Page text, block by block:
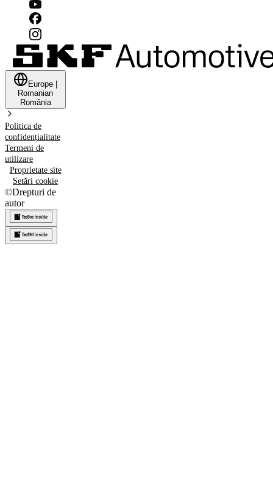
Europe
Romanian
România
Politica de
confidențialitate
Termeni de
utilizare
Proprietate site
Setări cookie
©Drepturi de
autor